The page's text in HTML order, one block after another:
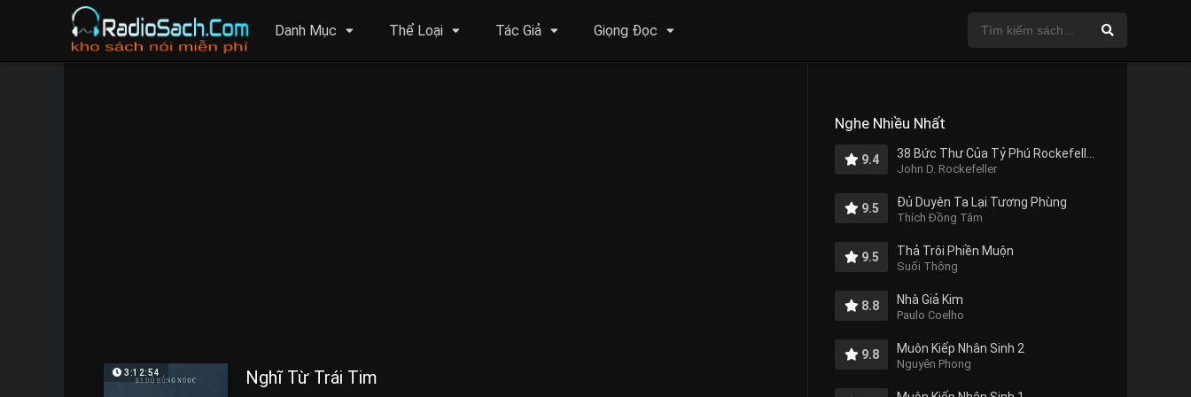
Danh Mục Thể Loại Tác Giả Giọng Đọc
3:12:54 Nghĩ Từ Trái Tim
Nghe Nhiều Nhất
9.4
John D. Rockefeller
9.5 Đủ Duyên Ta Lại Tương Phùng
Thích Đồng Tâm
9.5 Thả Trôi Phiền Muộn
Suối Thông
8.8 Nhà Giả Kim
Paulo Coelho
9.8 Muôn Kiếp Nhân Sinh 2
Nguyên Phong